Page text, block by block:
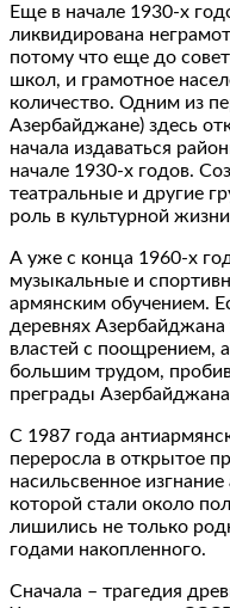
Еще в начале 1930-х
ликвидирована
потому что еще до
школ, и грамотное
количество. Одним из
Азербайджане) здесь
начала издаваться
начале 1930-х годов.
театральные и другие
роль в культурной
А уже с конца 1960-х
музыкальные и
армянским обучением.
деревнях
властей с поощрением,
большим трудом,
преграды
С 1987 года
переросла в открытое
насильсвенное
которой стали около
лишились не только
годами накопленного.
Сначала – трагедия